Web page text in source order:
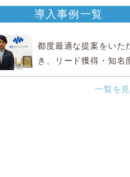
導入事例一覧
都度最適な提案をいた
き、リード獲得・知名
上に効果実感
一覧を